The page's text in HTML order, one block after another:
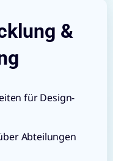
&
für Design-
Abteilungen